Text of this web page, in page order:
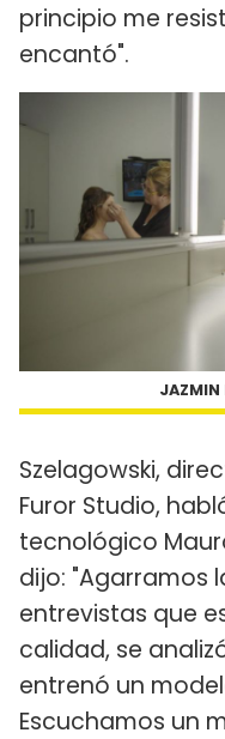
principio me
encantó".
JAZMIN
Szelagowski,
Furor Studio,
tecnológico
dijo: "Agarramos
entrevistas que
calidad, se
entrenó un
Escuchamos un